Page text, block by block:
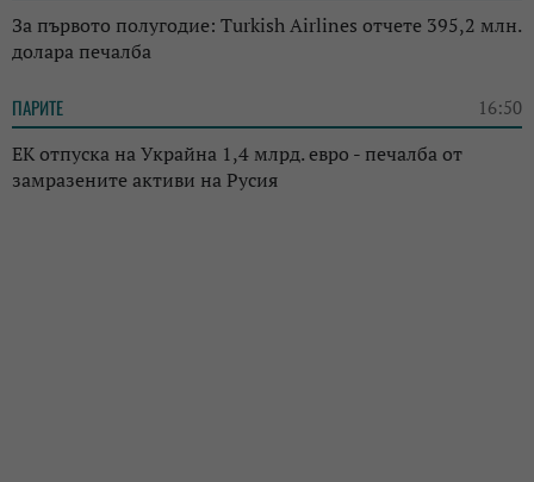
За първото полугодие: Turkish Airlines отчете 395,2 млн.
долара печалба
ПАРИТЕ 16:50
ЕК отпуска на Украйна 1,4 млрд. евро - печалба от
замразените активи на Русия